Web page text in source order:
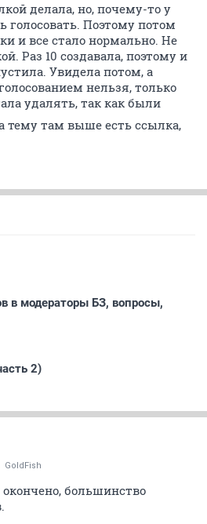
делала, но, почему-то у
голосовать. Поэтому потом
и все стало нормально. Не
Раз 10 создавала, поэтому и
Увидела потом, а
нельзя, только
удалять, так как были
тему там выше есть ссылка,
в модераторы БЗ, вопросы,
2)
GoldFish
большинство